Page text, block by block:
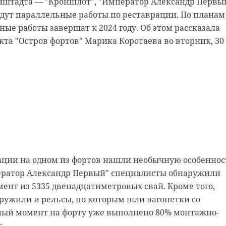
параллельные работы по реставрации. По планам
работы завершат к 2024 году. Об этом рассказала
"Остров фортов" Марика Коротаева во вторник, 30
на одном из фортов нашли необычную
Александр Первый" специалисты обнаружили
из 5335 двенадцатиметровых свай. Кроме того,
и рельсы, по которым шли вагонетки со
момент на форту уже выполнено 80% монтажно-
российское торгпредство решило выпустить
по пунктам расписаны правила перемещения через
запрещено предметы роскоши дороже 300 евро за
в Финляндию:
в том числе из duty free.